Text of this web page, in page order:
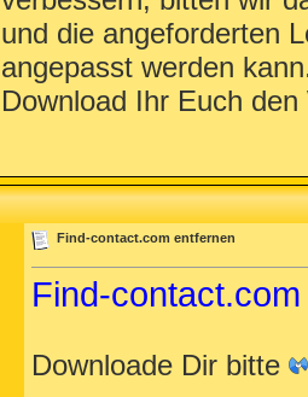
und die angeforderten
angepasst werden
Download Ihr Euch
Find-contact.com entfernen
Find-
Downloade Dir bitte